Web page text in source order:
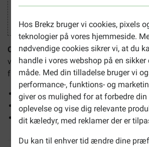
Hos Brekz bruger vi cookies, pixels
teknologier på vores hjemmeside.
nødvendige cookies sikrer vi, at du
handle i vores webshop på en
måde. Med din tilladelse bruger vi
performance-, funktions- og
giver os mulighed for at forbedre
oplevelse og vise dig relevante
dit kæledyr, med reklamer der er
Du kan til enhver tid ændre dine
Orozyme RF2 dental tyggesticks L til
velsmagende sticks til god tandhygiejne
fra 30 kg.
Hjælper med at forebygge tandplak
Bidrager til frisk ånde
1 stick om dagen